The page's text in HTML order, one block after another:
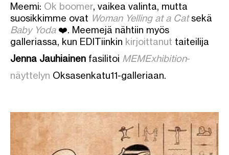
Meemi: Ok boomer, vaikea valinta, mutta
suosikkimme ovat Woman Yelling at a Catsekä
Baby Yoda❤️. Meemejä nähtiin myös
galleriassa, kun EDITiinkin kirjoittanut taiteilija
Jenna Jauhiainen fasilitoi MEMExhibition-
näyttelyn Oksasenkatu11-galleriaan.